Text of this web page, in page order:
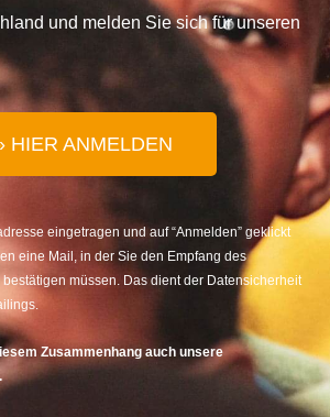
und melden Sie sich für unseren
HIER ANMELDEN
eingetragen und auf “Anmelden” geklickt
eine Mail, in der Sie den Empfang des
müssen. Das dient der Datensicherheit
Zusammenhang auch unsere
.